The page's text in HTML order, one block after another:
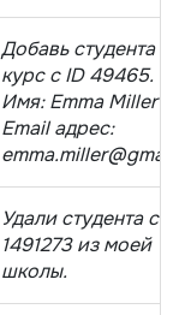
Добавь студента в
курс с ID 49465.
Имя: Emma Miller
Email адрес:
Удали студента с
1491273 из моей
школы.